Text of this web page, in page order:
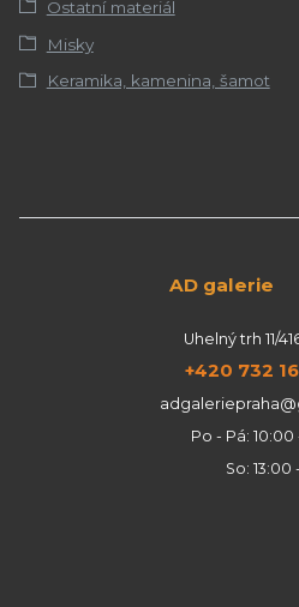
Ostatní materiál
Misky
Keramika, kamenina, šamot
AD galerie
Uhelný trh 11/
+420 732
Po - Pá: 10:00
So: 13:00 -